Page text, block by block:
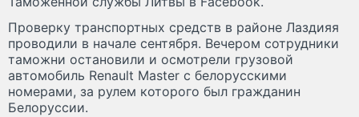
Проверку транспортных средств в районе Лаздияя
проводили в начале сентября. Вечером сотрудники
таможни остановили и осмотрели грузовой
автомобиль Renault Мaster с белорусскими
номерами, за рулем которого был гражданин
Белоруссии.